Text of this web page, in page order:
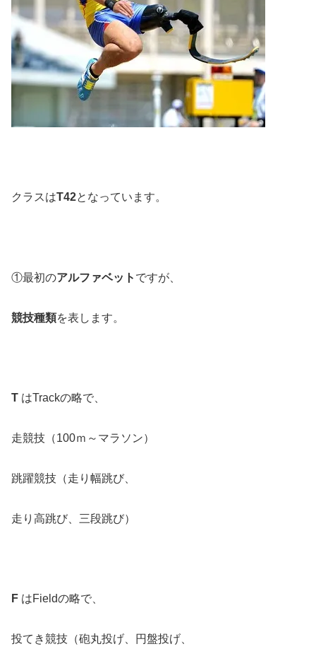
クラスはT42となっています。
①最初のアルファベット ですが、
競技種類を表します。
T はTrackの略で、
走競技（100ｍ～マラソン）
跳躍競技（走り幅跳び、
走り高跳び、三段跳び）
F はFieldの略で、
投てき競技（砲丸投げ、円盤投げ、